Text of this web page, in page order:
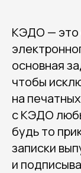
КЭДО — это
основная
чтобы
на
с КЭДО
будь то
записки
и